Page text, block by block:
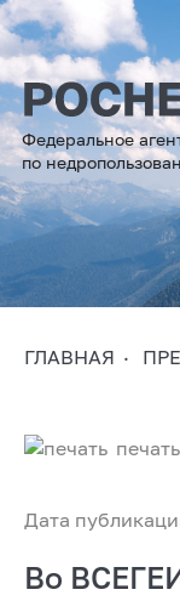
Федеральное
по
ГЛАВНАЯ
Дата
печать
Во